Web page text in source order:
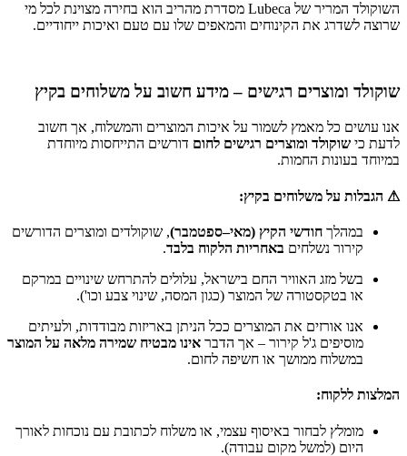
השוקולד המריר של Lubeca מסדרת מהריב הוא בחירה מצוינת לכל מי
שרוצה לשדרג את הקינוחים והמאפים שלו עם טעם ואיכות ייחודיים.
שוקולד ומוצרים רגישים – מידע חשוב על משלוחים בקיץ
אנו עושים כל מאמץ לשמור על איכות המוצרים והמשלוח, אך חשוב
לדעת כי שוקולד ומוצרים רגישים לחום דורשים התייחסות מיוחדת
במיוחד בעונות החמות.
⚠ הגבלות על משלוחים בקיץ:
במהלך חודשי הקיץ (מאי–ספטמבר), שוקולדים ומוצרים הדורשים
קירור נשלחים באחריות הלקוח בלבד.
בשל מזג האוויר החם בישראל, עלולים להתרחש שינויים במרקם
או בטקסטורה של המוצר (כגון המסה, שינוי צבע וכו').
אנו אורזים את המוצרים ככל הניתן באריזות מבודדות, ולעיתים
מוסיפים ג'ל קירור – אך הדבר אינו מבטיח שמירה מלאה על המוצר
במשלוח ממושך או חשיפה לחום.
המלצות ללקוח:
מומלץ לבחור באיסוף עצמי, או משלוח לכתובת עם נוכחות לאורך
היום (למשל מקום עבודה).